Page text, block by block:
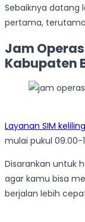
Sebaiknya datang
pertama,
Jam
Kabupaten
Layanan SIM keliling
mulai pukul 09.00-
Disarankan untuk
agar kamu bisa
berjalan lebih